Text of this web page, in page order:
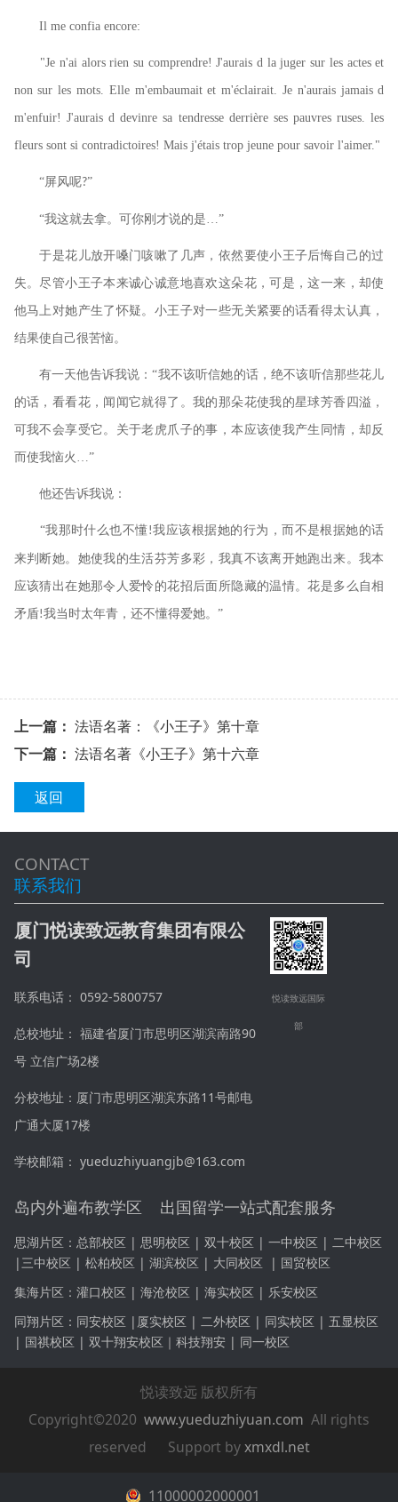
Il me confia encore:
"Je n'ai alors rien su comprendre! J'aurais d la juger sur les actes et
non sur les mots. Elle m'embaumait et m'éclairait. Je n'aurais jamais d
m'enfuir! J'aurais d devinre sa tendresse derrière ses pauvres ruses. les
fleurs sont si contradictoires! Mais j'étais trop jeune pour savoir l'aimer."
“屏风呢?”
“我这就去拿。可你刚才说的是…”
于是花儿放开嗓门咳嗽了几声，依然要使小王子后悔自己的过
失。尽管小王子本来诚心诚意地喜欢这朵花，可是，这一来，却使
他马上对她产生了怀疑。小王子对一些无关紧要的话看得太认真，
结果使自己很苦恼。
有一天他告诉我说：“我不该听信她的话，绝不该听信那些花儿
的话，看看花，闻闻它就得了。我的那朵花使我的星球芳香四溢，
可我不会享受它。关于老虎爪子的事，本应该使我产生同情，却反
而使我恼火…”
他还告诉我说：
“我那时什么也不懂!我应该根据她的行为，而不是根据她的话
来判断她。她使我的生活芬芳多彩，我真不该离开她跑出来。我本
应该猜出在她那令人爱怜的花招后面所隐藏的温情。花是多么自相
矛盾!我当时太年青，还不懂得爱她。”
上一篇： 法语名著：《小王子》第十章
下一篇： 法语名著《小王子》第十六章
返回
CONTACT
联系我们
厦门悦读致远教育集团有限公
司
联系电话： 0592-5800757
总校地址： 福建省厦门市思明区湖滨南路90
号 立信广场2楼
分校地址：厦门市思明区湖滨东路11号邮电
广通大厦17楼
学校邮箱： yueduzhiyuangjb@163.com
悦读致远国际
部
岛内外遍布教学区 出国留学一站式配套服务
思湖片区： 总部校区 | 思明校区 | 双十校区 | 一中校区 | 二中校区
| 三中校区 | 松柏校区 | 湖滨校区 | 大同校区 | 国贸校区
集海片区： 灌口校区 | 海沧校区 | 海实校区 | 乐安校区
同翔片区：同安校区 | 厦实校区 | 二外校区 | 同实校区 | 五显校区
| 国祺校区 | 双十翔安校区｜科技翔安 | 同一校区
悦读致远 版权所有
Copyright©2020 www.yueduzhiyuan.com All rights
reserved Support byxmxdl.net
11000002000001